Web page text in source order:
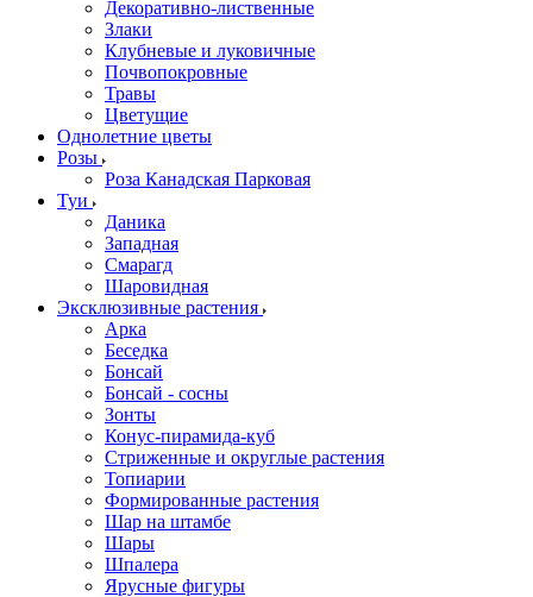
Декоративно-лиственные
Злаки
Клубневые и луковичные
Почвопокровные
Травы
Цветущие
Однолетние цветы
Розы
Роза Канадская Парковая
Туи
Даника
Западная
Смарагд
Шаровидная
Эксклюзивные растения
Арка
Беседка
Бонсай
Бонсай - сосны
Зонты
Конус-пирамида-куб
Стриженные и округлые растения
Топиарии
Формированные растения
Шар на штамбе
Шары
Шпалера
Ярусные фигуры